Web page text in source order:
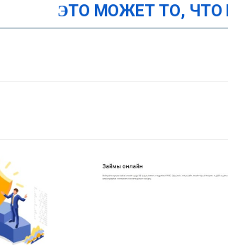
ЭТО МОЖЕТ ТО,